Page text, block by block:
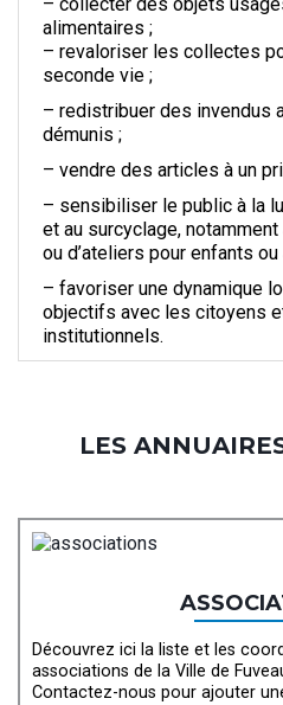
alimentaires ;
– revaloriser les collectes
seconde vie ;
– redistribuer des invendus
démunis ;
– vendre des articles à un
– sensibiliser le public à la
et au surcyclage,
ou d’ateliers pour enfants
– favoriser une dynamique
objectifs avec les citoyens
institutionnels.
LES
Découvrez ici la liste et les
associations de la Ville de
Contactez-nous pour ajouter